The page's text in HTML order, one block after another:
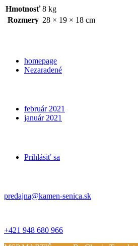
Hmotnosť 8 kg
Rozmery 28 × 19 × 18 cm
homepage
Nezaradené
február 2021
január 2021
Prihlásiť sa
predajna@kamen-senica.sk
+421 948 680 966